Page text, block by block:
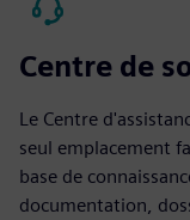
Centre de
Le Centre
seul emplacement
base de
documentation,